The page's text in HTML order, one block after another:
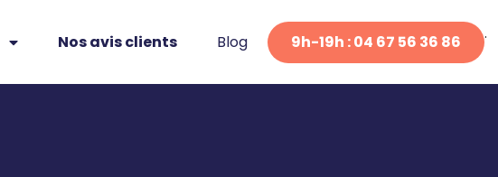
Nos avis clients Blog 9h-19h : 04 67 56 36 86